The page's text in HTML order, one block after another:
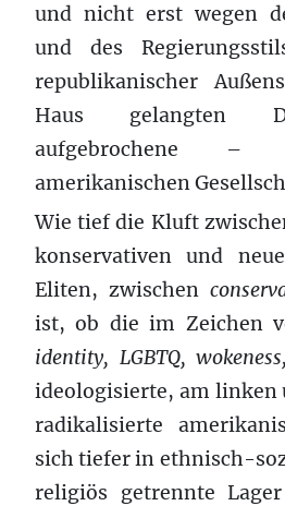
und nicht erst wegen
und des
republikanischer
Haus gelangten
aufgebrochene –
amerikanischen
Wie tief die Kluft
konservativen und
Eliten, zwischen
ist, ob die im Zeichen
identity, LGBTQ,
ideologisierte, am linken
radikalisierte
sich tiefer in ethnisch-
religiös getrennte